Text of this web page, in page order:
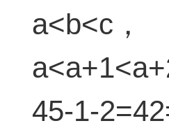
a<b<c，
45-1-